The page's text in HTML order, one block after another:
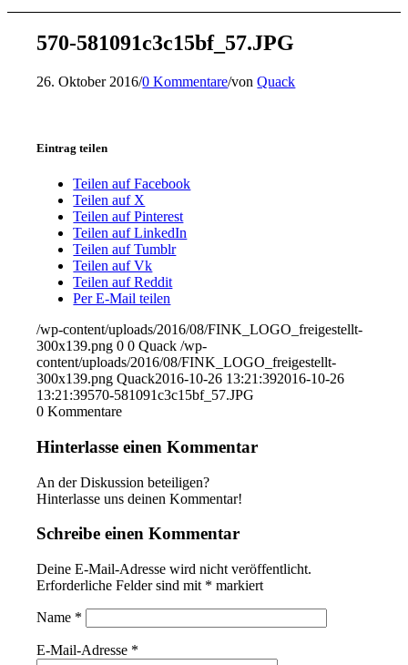
570-581091c3c15bf_57.JPG
26. Oktober 2016/0 Kommentare/vonQuack
Eintrag teilen
Teilen auf Facebook
Teilen auf X
Teilen auf Pinterest
Teilen auf LinkedIn
Teilen auf Tumblr
Teilen auf Vk
Teilen auf Reddit
Per E-Mail teilen
/wp-content/uploads/2016/08/FINK_LOGO_freigestellt-
300x139.png 0 0 Quack /wp-
content/uploads/2016/08/FINK_LOGO_freigestellt-
300x139.png Quack2016-10-26 13:21:392016-10-26
13:21:39570-581091c3c15bf_57.JPG
0 Kommentare
Hinterlasse einen Kommentar
An der Diskussion beteiligen?
Hinterlasse uns deinen Kommentar!
Schreibe einen Kommentar
Deine E-Mail-Adresse wird nicht veröffentlicht.
Erforderliche Felder sind mit * markiert
Name *
E-Mail-Adresse *